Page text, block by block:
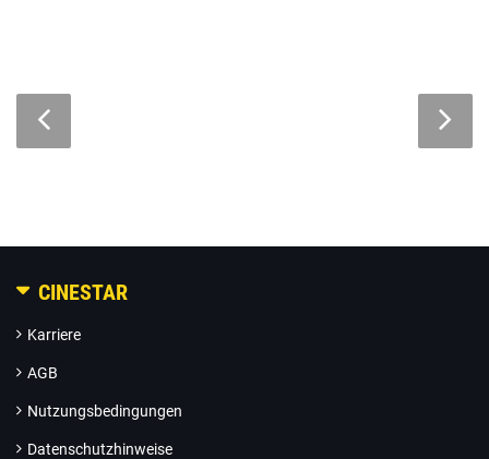
CINESTAR
Karriere
AGB
Nutzungsbedingungen
Datenschutzhinweise